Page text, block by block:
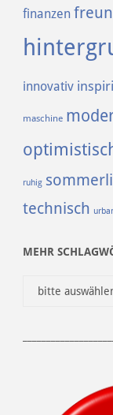
finanzen
innovativ
maschine
ruhig
technisch
MEHR